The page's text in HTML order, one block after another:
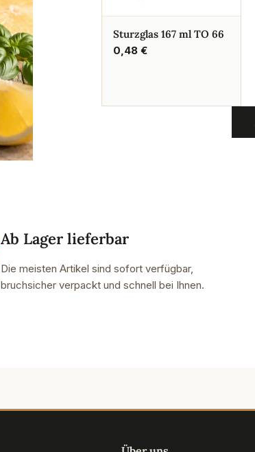
Sturzglas 167 ml TO 66
Regulärer
0,48 €
Ab Lager lieferbar
Die meisten Artikel sind sofort verfügbar,
bruchsicher verpackt und schnell bei Ihnen.